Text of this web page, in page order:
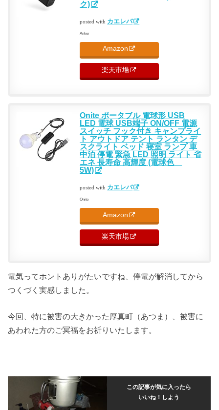
ク)
posted with カエレバ
Anker
Amazon
楽天市場
Onite ポータブル 電球形 USB
LED 電球 USB端子 ON/OFF 電源
スイッチ フック付き キャンプライ
ト アウトドア テント ランタン デ
スクライト ベッド 寝室 ランプ 車
中泊 停電 緊急 LED 照明 ライト 省
エネ 長寿命 高輝度 (電球色
5W)
posted with カエレバ
Onite
Amazon
楽天市場
電気ってホントありがたいですね、停電が解消してから
つくづく実感しました。
今回、特に被害の大きかった厚真町（あつま）、被害に
あわれた方のご冥福をお祈りいたします。
この記事が気に入ったら
いいね！しよう